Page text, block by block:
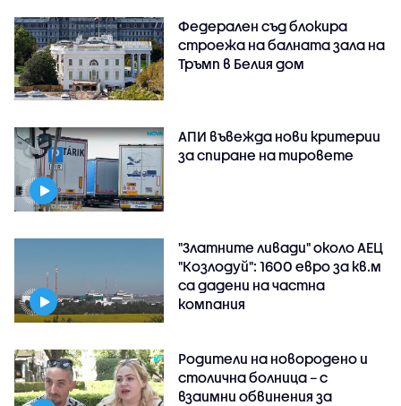
Федерален съд блокира
строежа на балната зала на
Тръмп в Белия дом
АПИ въвежда нови критерии
за спиране на тировете
"Златните ливади" около АЕЦ
"Козлодуй": 1600 евро за кв.м
са дадени на частна
компания
Родители на новородено и
столична болница – с
взаимни обвинения за